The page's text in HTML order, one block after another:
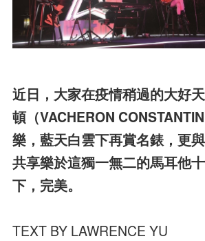
近日，大家在疫情稍過的大好
頓（VACHERON
樂，藍天白雲下再賞名錶，更
共享樂於這獨一無二的馬耳他
下，完美。
TEXT BY LAWRENCE YU